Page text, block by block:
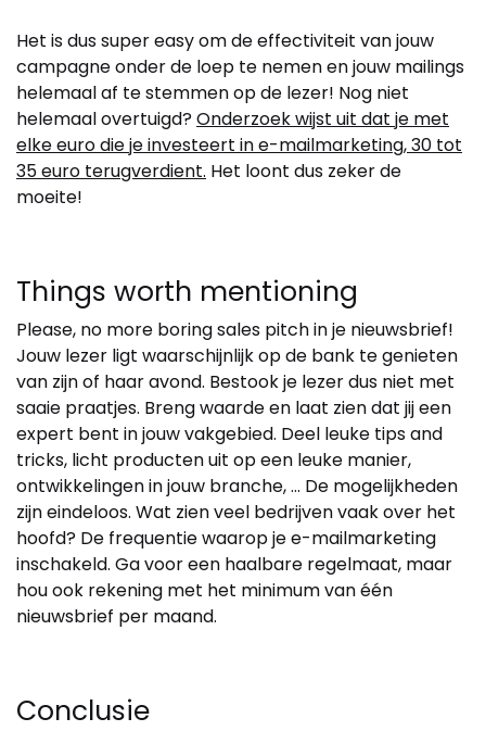
Het is dus super easy om de effectiviteit van jouw
campagne onder de loep te nemen en jouw mailings
helemaal af te stemmen op de lezer! Nog niet
helemaal overtuigd?Onderzoek wijst uit dat je met
elke euro die je investeert in e-mailmarketing, 30 tot
35 euro terugverdient. Het loont dus zeker de
moeite!
Things worth mentioning
Please, no more boring sales pitch in je nieuwsbrief!
Jouw lezer ligt waarschijnlijk op de bank te genieten
van zijn of haar avond. Bestook je lezer dus niet met
saaie praatjes. Breng waarde en laat zien dat jij een
expert bent in jouw vakgebied. Deel leuke tips and
tricks, licht producten uit op een leuke manier,
ontwikkelingen in jouw branche, … De mogelijkheden
zijn eindeloos. Wat zien veel bedrijven vaak over het
hoofd? De frequentie waarop je e-mailmarketing
inschakeld. Ga voor een haalbare regelmaat, maar
hou ook rekening met het minimum van één
nieuwsbrief per maand.
Conclusie